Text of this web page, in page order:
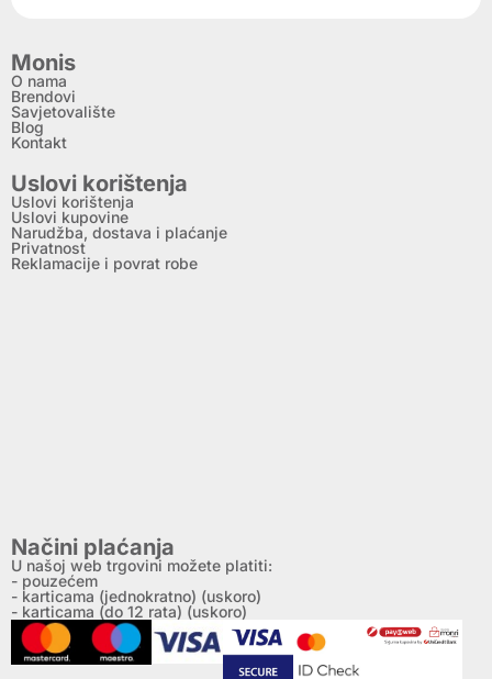
Monis
O nama
Brendovi
Savjetovalište
Blog
Kontakt
Uslovi korištenja
Uslovi korištenja
Uslovi kupovine
Narudžba, dostava i plaćanje
Privatnost
Reklamacije i povrat robe
Načini plaćanja
U našoj web trgovini možete platiti:
- pouzećem
- karticama (jednokratno) (uskoro)
- karticama (do 12 rata) (uskoro)